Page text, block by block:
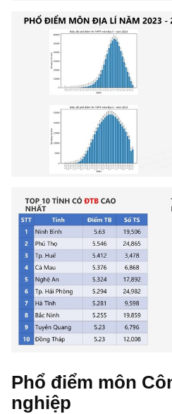
Phổ điểm môn
nghiệp